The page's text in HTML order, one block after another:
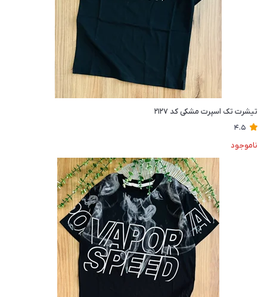
تیشرت تک اسپرت مشکی کد ۲۱۲۷
4.5
ناموجود